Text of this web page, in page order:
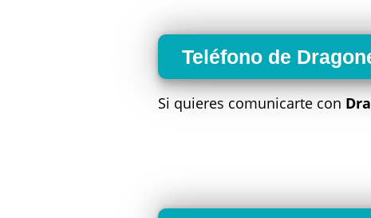
Teléfono de
Si quieres comunicarte con